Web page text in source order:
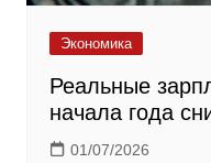
Экономика
Реальные
начала года
01/07/2026